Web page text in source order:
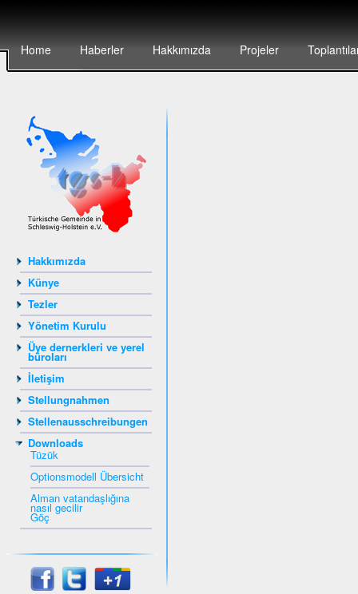
Home Haberler Hakkımızda Projeler
Hakkımızda
Künye
Tezler
Yönetim Kurulu
Üye dernerkleri ve yerel
büroları
İletişim
Stellungnahmen
Stellenausschreibungen
Downloads
Tüzük
Optionsmodell Übersicht
Alman vatandaşlığına
nasıl gecilir
Göç